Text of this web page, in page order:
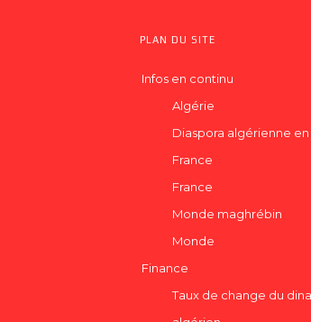
PLAN DU SITE
Infos en continu
Algérie
Diaspora algérienne en
France
France
Monde maghrébin
Monde
Finance
Taux de change du